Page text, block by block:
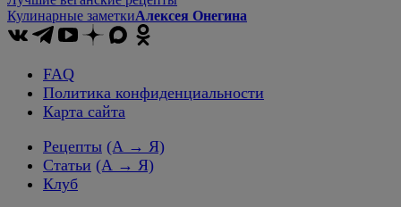
Кулинарные заметкиАлексея Онегина
FAQ
Политика конфиденциальности
Карта сайта
Рецепты (А → Я)
Статьи (А → Я)
Клуб